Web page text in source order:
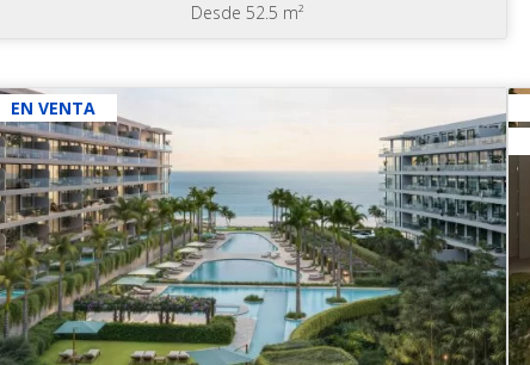
Desde 52.5 m²
EN VENTA